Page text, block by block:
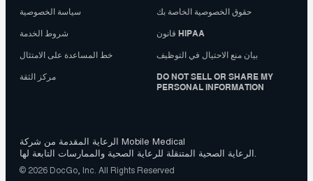
سياسة الخصوصية حقوق الخصوصية الخاصة بك
شروط الخدمة قانون HIPAA
خط المساعدة على الامتثال بيان منع الاحتيال في التوظيف
مركز الثقة
DO NOT SELL OR SHARE MY
PERSONAL INFORMATION
الرعاية المقدمة من شركة Mobile Medical
الرعاية الصحية المتنقلة للرعاية الصحية والممارسات التابعة لها.
© 2026 DocGo, Inc. All Rights Reserved